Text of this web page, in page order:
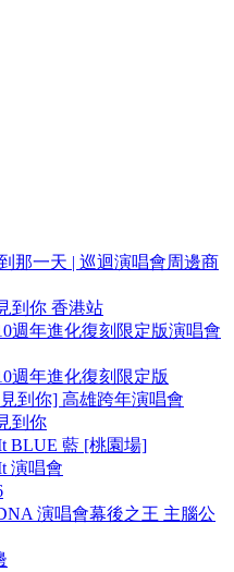
那一天 | 巡迴演唱會周邊商
到你 香港站
週年進化復刻限定版演唱會
週年進化復刻限定版
到你] 高雄跨年演唱會
到你
BLUE 藍 [桃園場]
演唱會
演唱會幕後之王 主腦公